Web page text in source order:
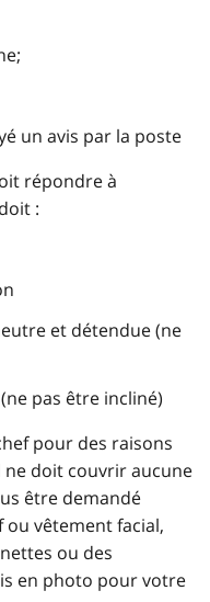
un avis par la poste
répondre à
:
et détendue (ne
pas être incliné)
pour des raisons
ne doit couvrir aucune
être demandé
ou vêtement facial,
ou des
en photo pour votre